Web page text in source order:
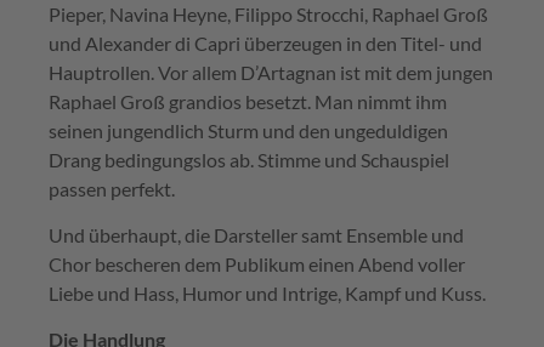
Pieper, Navina Heyne, Filippo Strocchi, Raphael Groß
und Alexander di Capri überzeugen in den Titel- und
Hauptrollen. Vor allem D’Artagnan ist mit dem jungen
Raphael Groß grandios besetzt. Man nimmt ihm
seinen jungendlich Sturm und den ungeduldigen
Drang bedingungslos ab. Stimme und Schauspiel
passen perfekt.
Und überhaupt, die Darsteller samt Ensemble und
Chor bescheren dem Publikum einen Abend voller
Liebe und Hass, Humor und Intrige, Kampf und Kuss.
Die Handlung